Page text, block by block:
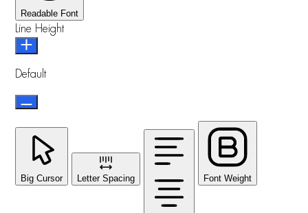
Readable Font
Line Height
Default
Big Cursor Letter Spacing Font Weight